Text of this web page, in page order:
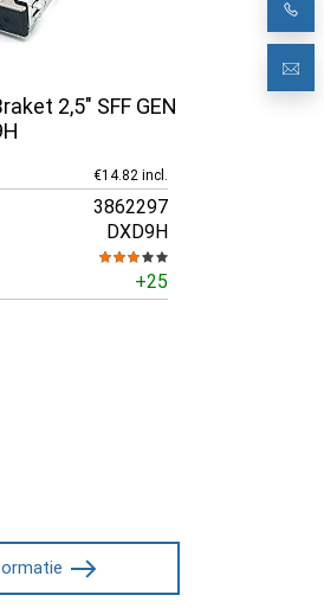
2,5" SFF GEN
€14.82 incl.
3862297
DXD9H
+25